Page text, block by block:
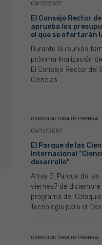
09/12/2007
El Consejo Rector
aprueba los
el que se ofertarán
Durante la reunión
próxima finalización
El Consejo Rector del
Ciencias ...
CONVOCATORIA DE PRENSA:
06/12/2007
El Parque de las
Internacional
desarrollo"
Array El Parque de
viernes7 de diciembre
programa del
Tecnología para el
CONVOCATORIA DE PRENSA: